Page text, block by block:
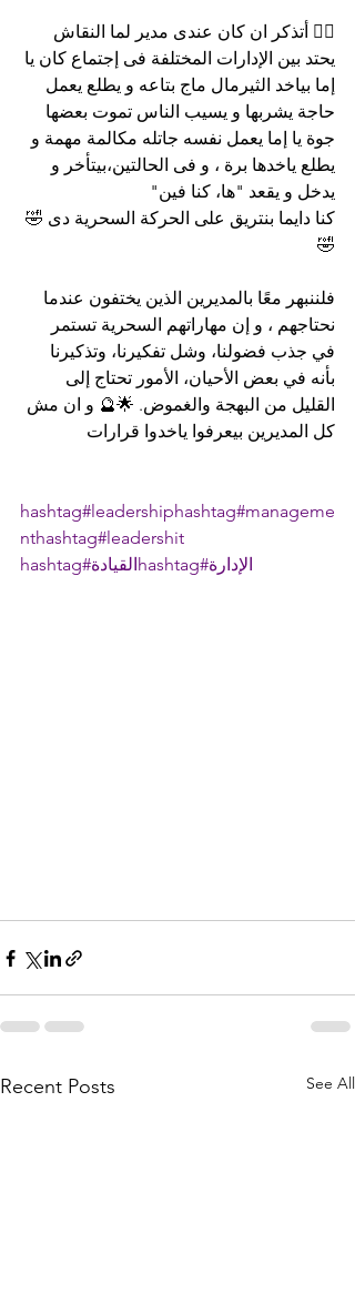
🧙‍♂️ أتذكر ان كان عندى مدير لما النقاش
يحتد بين الإدارات المختلفة فى إجتماع كان يا
إما بياخد الثيرمال ماج بتاعه و يطلع يعمل
حاجة يشربها و يسيب الناس تموت بعضها
جوة يا إما يعمل نفسه جاتله مكالمة مهمة و
يطلع ياخدها برة ، و فى الحالتين،بيتأخر و
يدخل و يقعد "ها، كنا فين"
كنا دايما بنتريق على الحركة السحرية دى 🤣
🤣
فلننبهر معًا بالمديرين الذين يختفون عندما
نحتاجهم ، و إن مهاراتهم السحرية تستمر
في جذب فضولنا، وشل تفكيرنا، وتذكيرنا
بأنه في بعض الأحيان، الأمور تحتاج إلى
القليل من البهجة والغموض. 🌟🔮 و ان مش
كل المديرين بيعرفوا ياخدوا قرارات
hashtag#leadershiphashtag#manageme
nthashtag#leadershit
hashtag#القيادة
hashtag#الإدارة
Recent Posts See All